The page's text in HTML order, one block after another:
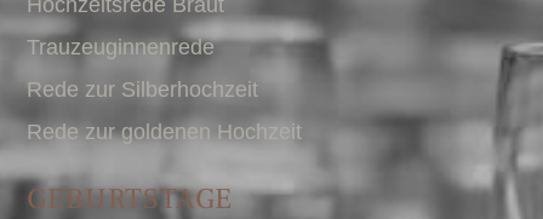
Hochzeitsrede Braut
Trauzeuginnenrede
Rede zur Silberhochzeit
Rede zur goldenen Hochzeit
GEBURTSTAGE